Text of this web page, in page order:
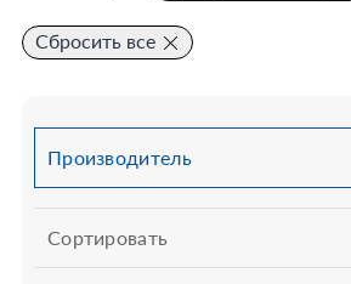
Сбросить все
Сортировать
Производитель